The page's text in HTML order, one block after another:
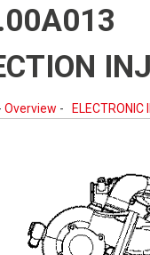
Overview - ELECTRONIC